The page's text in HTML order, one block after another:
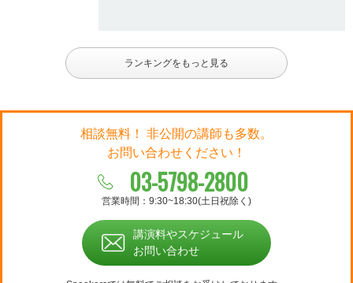
ランキングをもっと見る
相談無料！ 非公開の講師も多数。
お問い合わせください！
03-5798-2800
営業時間：9:30~18:30(土日祝除く)
講演料やスケジュール
お問い合わせ